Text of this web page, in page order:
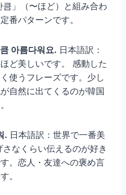
」（〜ほど）と組み合わ
番パターンです。
아름다워요. 日本語訳：
ど美しいです。 感動した
使うフレーズです。少し
自然に出てくるのが韓国
. 日本語訳：世界で一番美
なくらい伝えるのが好き
。恋人・友達への褒め言
。